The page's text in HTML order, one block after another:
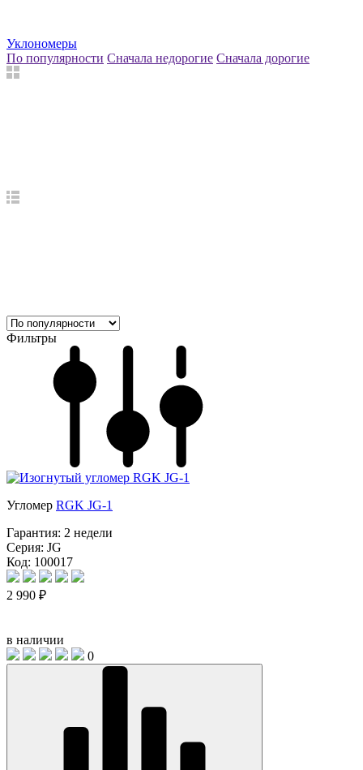
Уклономеры
По популярности Сначала недорогие Сначала дорогие
Фильтры
Угломер RGK JG-1
Гарантия: 2 недели
Серия: JG
Код: 100017
2 990 ₽
в наличии
0